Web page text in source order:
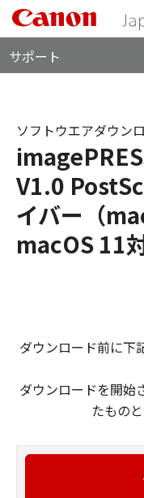
サポート
V1.0
イバー（
macOS 11
ソフトウエアダウン
ダウンロード前に下
ダウンロードを開始
たもの